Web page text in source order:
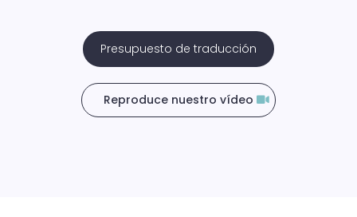
Presupuesto de traducción
Reproduce nuestro vídeo